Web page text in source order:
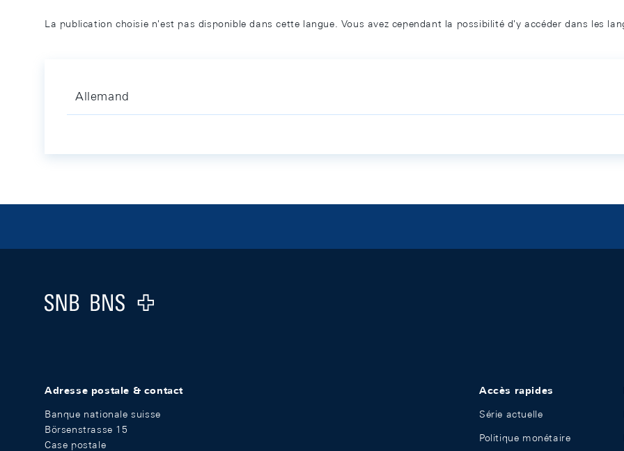
La publication choisie n'est pas disponible dans cette langue. Vous avez cependant la possibilité d'y accéder dans les
Allemand
Logo
Adresse postale & contact
Banque nationale suisse
Börsenstrasse 15
Case postale
Accès rapides
Série actuelle
Politique monétaire